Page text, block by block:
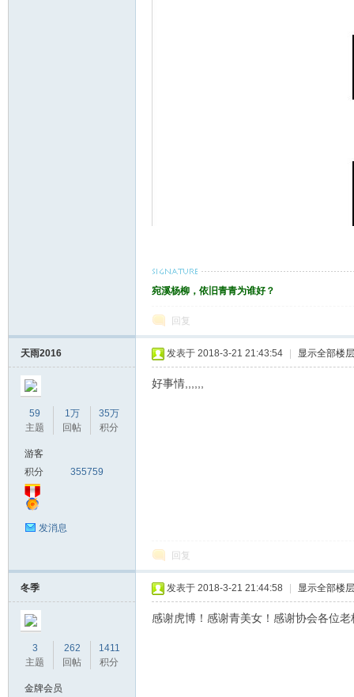
宛溪杨柳，依旧青青为谁好？
回复
天雨2016
59
主题
1万
回帖
35万
积分
游客
积分
355759
发消息
发表于 2018-3-21 21:43:54 显示全部楼层
好事情,,,,,,
回复
冬季
3
主题
262
回帖
1411
积分
金牌会员
发表于 2018-3-21 21:44:58 显示全部楼层
感谢虎博！感谢青美女！感谢协会各位老